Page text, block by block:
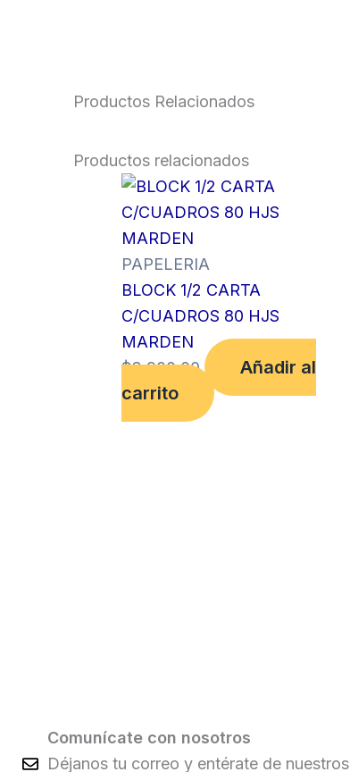
Productos Relacionados
Productos relacionados
PAPELERIA
BLOCK 1/2 CARTA
C/CUADROS 80 HJS
MARDEN
$3,900.00
Añadir al
carrito
Comunícate con nosotros
Déjanos tu correo y entérate de nuestros